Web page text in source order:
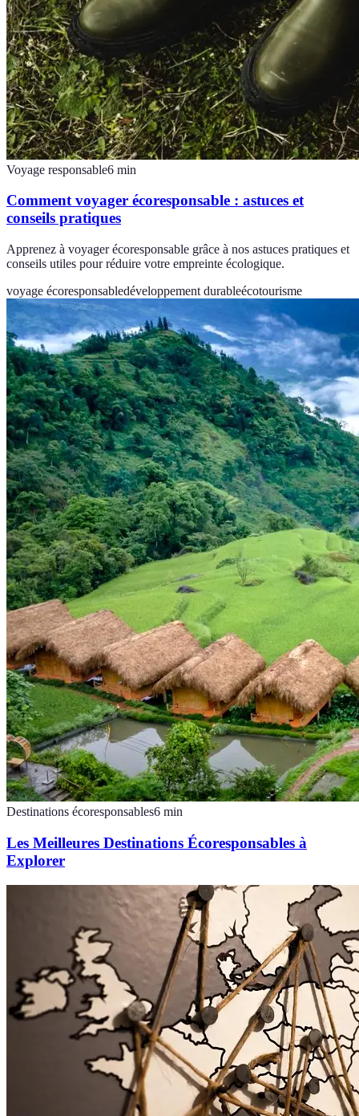
Voyage responsable6 min
Comment voyager écoresponsable : astuces et
conseils pratiques
Apprenez à voyager écoresponsable grâce à nos astuces pratiques et
conseils utiles pour réduire votre empreinte écologique.
voyage écoresponsabledéveloppement durableécotourisme
Destinations écoresponsables6 min
Les Meilleures Destinations Écoresponsables à
Explorer